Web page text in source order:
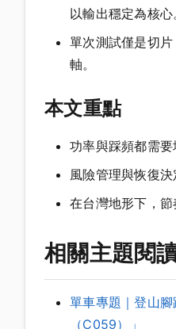
以輸出穩定為核心
單次測試僅是切
軸。
本文重點
功率與踩頻都需要
風險管理與恢復決
在台灣地形下，節
相關主題閱
單車專題｜登山
（C059）」